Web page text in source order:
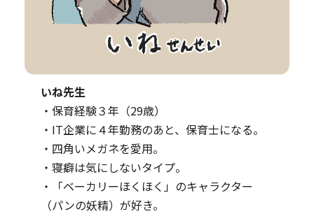
いね先生
・保育経験３年（29歳）
・IT企業に４年勤務のあと、保育士になる。
・四角いメガネを愛用。
・寝癖は気にしないタイプ。
・「ベーカリーほくほく」のキャラクター
（パンの妖精）が好き。